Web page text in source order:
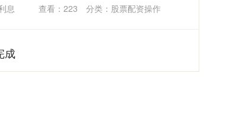
息 查看： 223 分类： 股票配资操作
成